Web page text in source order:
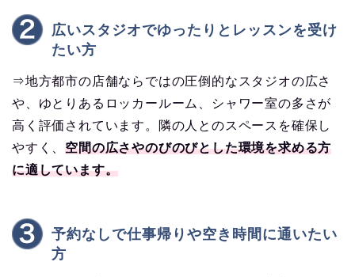
広いスタジオでゆったりとレッスンを受け
たい方
⇒地方都市の店舗ならではの圧倒的なスタジオの広さ
や、ゆとりあるロッカールーム、シャワー室の多さが
高く評価されています。隣の人とのスペースを確保し
やすく、空間の広さやのびのびとした環境を求める方
に適しています。
予約なしで仕事帰りや空き時間に通いたい
方